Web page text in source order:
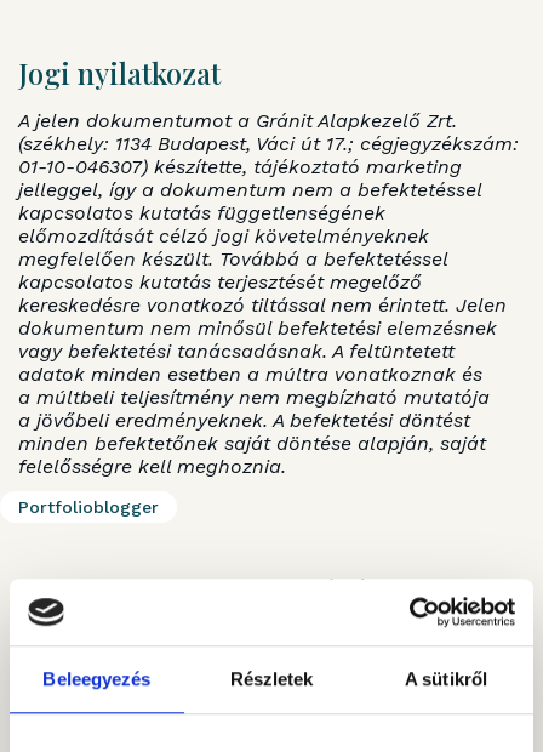
Beleegyezés Részletek A sütikről
Jogi nyilatkozat
A jelen dokumentumot a Gránit Alapkezelő Zrt.
(székhely: 1134 Budapest, Váci út 17.; cégjegyzékszám:
01-10-046307) készítette, tájékoztató marketing
jelleggel, így a dokumentum nem a befektetéssel
kapcsolatos kutatás függetlenségének
előmozdítását célzó jogi követelményeknek
megfelelően készült. Továbbá a befektetéssel
kapcsolatos kutatás terjesztését megelőző
kereskedésre vonatkozó tiltással nem érintett. Jelen
dokumentum nem minősül befektetési elemzésnek
vagy befektetési tanácsadásnak. A feltüntetett
adatok minden esetben a múltra vonatkoznak és
a múltbeli teljesítmény nem megbízható mutatója
a jövőbeli eredményeknek. A befektetési döntést
minden befektetőnek saját döntése alapján, saját
felelősségre kell meghoznia.
Portfolioblogger
Kövessen minket!